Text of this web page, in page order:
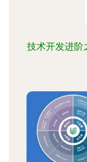
技术开发进阶